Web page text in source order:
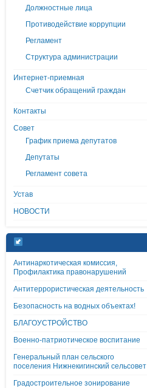
Должностные лица
Противодействие коррупции
Регламент
Структура администрации
Интернет-приемная
Счетчик обращений граждан
Контакты
Совет
График приема депутатов
Депутаты
Регламент совета
Устав
НОВОСТИ
Антинаркотическая комиссия,
Профилактика правонарушений
Антитеррористическая деятельность
Безопасность на водных объектах!
БЛАГОУСТРОЙСТВО
Военно-патриотическое воспитание
Генеральный план сельского
поселения Нижнекигинский сельсовет
Градостроительное зонирование